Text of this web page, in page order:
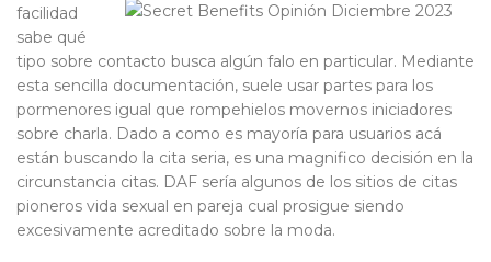
facilidad
sabe qué
tipo sobre contacto busca algún falo en particular. Mediante
esta sencilla documentación, suele usar partes para los
pormenores igual que rompehielos movernos iniciadores
sobre charla. Dado a como es mayoría para usuarios acá
están buscando la cita seria, es una magnifico decisión en la
circunstancia citas. DAF serí­a algunos de los sitios de citas
pioneros vida sexual en pareja cual prosigue siendo
excesivamente acreditado sobre la moda.